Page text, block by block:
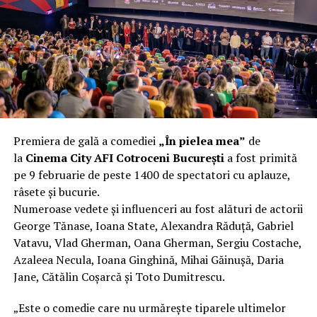
încât nu a mai putut fi pliat. Proprietarul l-a aruncat la
fier vechi a doua zi. Asta ca să fie clar de la început: nu
vorbim despre preferințe estetice, ci despre
funcționalitate reală.
Aluminiul, pe scurt: ușor,
rezistent la coroziune, dar cu
nuanțe
Aluminiul e materialul care apare primul în conversație
când cineva caută un pavilion ușor. Și pe bună dreptate.
Densitatea aluminiului e de aproximativ 2,7 g/cm³, față
de circa 7,8 g/cm³ pentru oțel. Practic, la un volum
identic, aluminiul cântărește cam o treime din greutatea
oțelului. Pentru oricine transportă, montează și
demontează frecvent o structură, diferența asta se
simte enorm.
Premiera de gală a comediei „În pielea mea” de
la Cinema City AFI Cotroceni Bucureștia fost primită
pe 9 februarie de peste 1400 de spectatori cu aplauze,
râsete și bucurie.
Numeroase vedete și influenceri au fost alături de actorii
George Tănase, Ioana State, Alexandra Răduță, Gabriel
Vatavu, Vlad Gherman, Oana Gherman, Sergiu Costache,
Azaleea Necula, Ioana Ginghină, Mihai Găinușă, Daria
Jane, Cătălin Coșarcă și Toto Dumitrescu.
„Este o comedie care nu urmărește tiparele ultimelor